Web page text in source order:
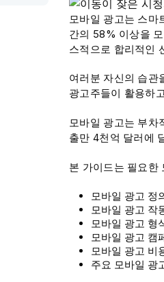
모바일 광고는 스마
간의 58% 이상을
스적으로 합리적인
여러분 자신의 습관
광고주들이 활용하
모바일 광고는 부차
출만 4천억 달러에
본 가이드는 필요한
모바일 광고 정
모바일 광고 작
모바일 광고 형
모바일 광고 캠
모바일 광고 비
주요 모바일 광